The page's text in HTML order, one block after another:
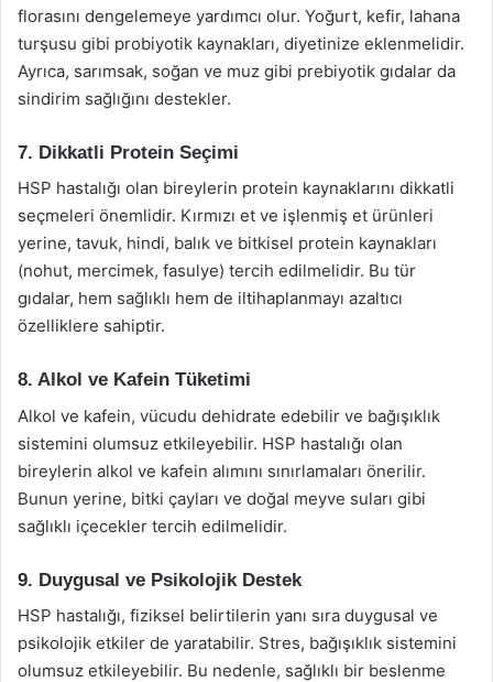
florasını dengelemeye yardımcı olur. Yoğurt, kefir, lahana
turşusu gibi probiyotik kaynakları, diyetinize eklenmelidir.
Ayrıca, sarımsak, soğan ve muz gibi prebiyotik gıdalar da
sindirim sağlığını destekler.
7. Dikkatli Protein Seçimi
HSP hastalığı olan bireylerin protein kaynaklarını dikkatli
seçmeleri önemlidir. Kırmızı et ve işlenmiş et ürünleri
yerine, tavuk, hindi, balık ve bitkisel protein kaynakları
(nohut, mercimek, fasulye) tercih edilmelidir. Bu tür
gıdalar, hem sağlıklı hem de iltihaplanmayı azaltıcı
özelliklere sahiptir.
8. Alkol ve Kafein Tüketimi
Alkol ve kafein, vücudu dehidrate edebilir ve bağışıklık
sistemini olumsuz etkileyebilir. HSP hastalığı olan
bireylerin alkol ve kafein alımını sınırlamaları önerilir.
Bunun yerine, bitki çayları ve doğal meyve suları gibi
sağlıklı içecekler tercih edilmelidir.
9. Duygusal ve Psikolojik Destek
HSP hastalığı, fiziksel belirtilerin yanı sıra duygusal ve
psikolojik etkiler de yaratabilir. Stres, bağışıklık sistemini
olumsuz etkileyebilir. Bu nedenle, sağlıklı bir beslenme